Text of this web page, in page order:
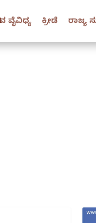
ವೈವಿಧ್ಯ ಕ್ರೀಡೆ ರಾಜ್ಯ